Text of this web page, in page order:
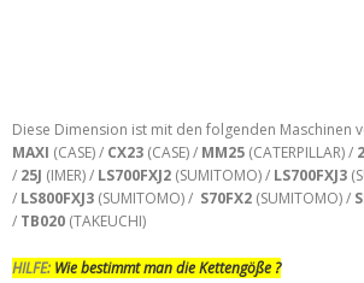
Diese Dimension ist mit den folgenden Maschinen
MAXI (CASE) / CX23(CASE) / MM25(CATERPILLAR) /
/ 25J (IMER) / LS700FXJ2(SUMITOMO) / LS700FXJ3
/ LS800FXJ3(SUMITOMO) / S70FX2(SUMITOMO) /
/ TB020(TAKEUCHI)
HILFE: Wie bestimmt man die Kettengöße ?